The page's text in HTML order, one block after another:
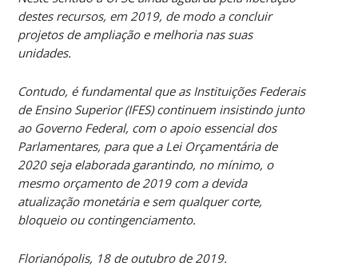
destes recursos, em 2019, de modo a concluir
projetos de ampliação e melhoria nas suas
unidades.
Contudo, é fundamental que as Instituições Federais
de Ensino Superior (IFES) continuem insistindo junto
ao Governo Federal, com o apoio essencial dos
Parlamentares, para que a Lei Orçamentária de
2020 seja elaborada garantindo, no mínimo, o
mesmo orçamento de 2019 com a devida
atualização monetária e sem qualquer corte,
bloqueio ou contingenciamento.
Florianópolis, 18 de outubro de 2019.